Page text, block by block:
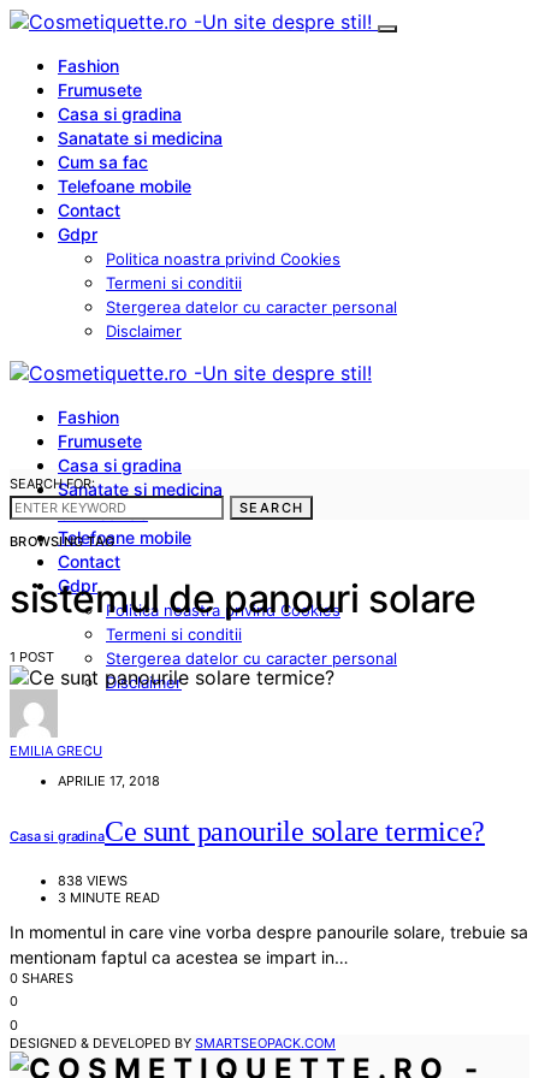
Fashion
Frumusete
Casa si gradina
Sanatate si medicina
Cum sa fac
Telefoane mobile
Contact
Gdpr
Politica noastra privind Cookies
Termeni si conditii
Stergerea datelor cu caracter personal
Disclaimer
Fashion
Frumusete
Casa si gradina
Sanatate si medicina
Cum sa fac
Telefoane mobile
Contact
Gdpr
Politica noastra privind Cookies
Termeni si conditii
Stergerea datelor cu caracter personal
Disclaimer
SEARCH FOR:
SEARCH
BROWSING TAG
sistemul de panouri solare
1 POST
EMILIA GRECU
APRILIE 17, 2018
Casa si gradinaCe sunt panourile solare termice?
838 VIEWS
3 MINUTE READ
In momentul in care vine vorba despre panourile solare, trebuie sa
mentionam faptul ca acestea se impart in…
0 SHARES
0
0
DESIGNED & DEVELOPED BY SMARTSEOPACK.COM